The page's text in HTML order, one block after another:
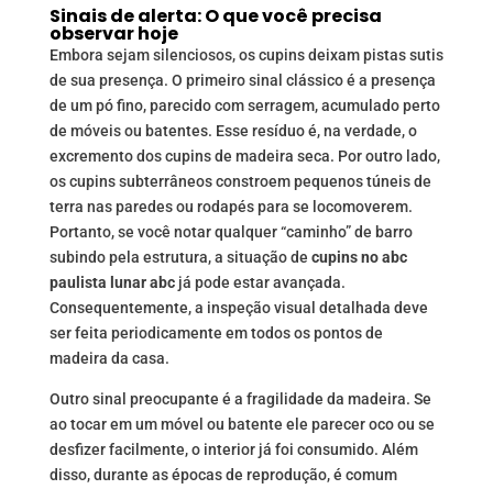
Sinais de alerta: O que você precisa
observar hoje
Embora sejam silenciosos, os cupins deixam pistas sutis
de sua presença. O primeiro sinal clássico é a presença
de um pó fino, parecido com serragem, acumulado perto
de móveis ou batentes. Esse resíduo é, na verdade, o
excremento dos cupins de madeira seca. Por outro lado,
os cupins subterrâneos constroem pequenos túneis de
terra nas paredes ou rodapés para se locomoverem.
Portanto, se você notar qualquer “caminho” de barro
subindo pela estrutura, a situação de cupins no abc
paulista lunar abcjá pode estar avançada.
Consequentemente, a inspeção visual detalhada deve
ser feita periodicamente em todos os pontos de
madeira da casa.
Outro sinal preocupante é a fragilidade da madeira. Se
ao tocar em um móvel ou batente ele parecer oco ou se
desfizer facilmente, o interior já foi consumido. Além
disso, durante as épocas de reprodução, é comum